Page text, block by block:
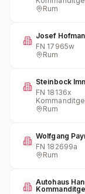
Rum
Josef
FN 17965w
Rum
Steinbock
FN 18136x
Rum
Wolfgang
FN 182699a
Rum
Autohaus